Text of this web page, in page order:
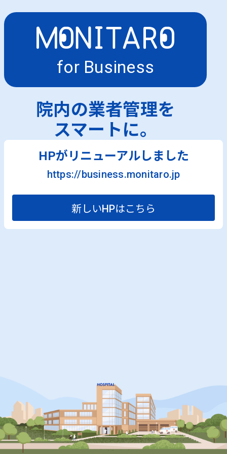
for Business
院内の業者管理を
スマートに。
HPがリニューアルしました
https://business.monitaro.jp
新しいHPはこちら